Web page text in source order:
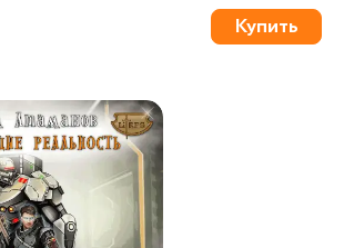
Купить